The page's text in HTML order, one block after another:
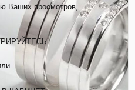
Ваших просмотров,